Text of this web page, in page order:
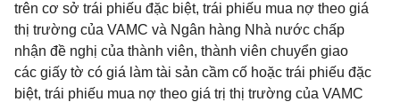
trên cơ sở trái phiếu đặc biệt, trái phiếu mua nợ theo giá
thị trường của VAMC và Ngân hàng Nhà nước chấp
nhận đề nghị của thành viên, thành viên chuyển giao
các giấy tờ có giá làm tài sản cầm cố hoặc trái phiếu đặc
biệt, trái phiếu mua nợ theo giá trị thị trường của VAMC